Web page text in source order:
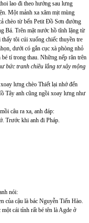
lao đi theo hướng sau lưng
Một mảnh xa xăm mịt mùng
chèo từ bến Petit Đồ Sơn đường
Bá. Trên mặt nước hồ tĩnh lặng từ
tôi cúi xuống chiếc thuyền tre
dưới có gắn cục xà phòng nhỏ
tí trong thau. Những nếp răn trên
bức tranh chiều lắng tơ xây mộng
lưng chèo Thiết lại nhớ đến
Tây anh cũng ngồi xoay lưng như
câu ra xa, anh đáp:
Trước khi anh đi Pháp.
nói:
của cậu là bác Nguyễn Tiến Hào.
cái tỉnh rất bé tên là Agde ở